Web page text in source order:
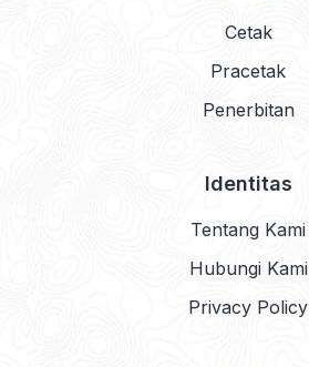
Cetak
Pracetak
Penerbitan
Identitas
Tentang Kami
Hubungi Kami
Privacy Policy